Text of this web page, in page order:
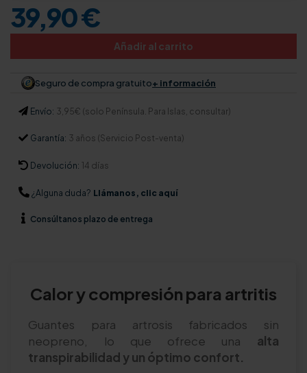
39,90 €
Añadir al carrito
Seguro de compra gratuito+ información
Envío: 3,95€ (solo Península. Para Islas, consultar)
Garantía: 3 años (Servicio Post-venta)
Devolución: 14 días
¿Alguna duda? Llámanos, clic aquí
Consúltanos plazo de entrega
Calor y compresión para artritis
Guantes para artrosis fabricados sin
neopreno, lo que ofrece una alta
transpirabilidad y un óptimo confort.